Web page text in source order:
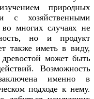
природных
с хозяйственными
многих случаях не
но и продукт
также иметь в виду,
может быть
Возможность
именно в
подходе к нему.